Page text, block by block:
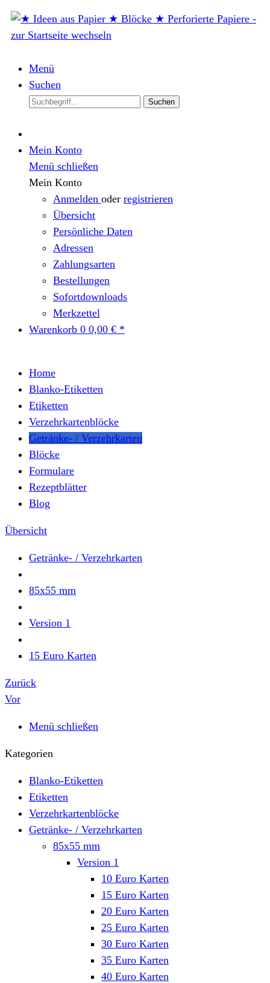
Menü
Suchen
Suchen
Mein Konto
Menü schließen
Mein Konto
Anmelden oder registrieren
Übersicht
Persönliche Daten
Adressen
Zahlungsarten
Bestellungen
Sofortdownloads
Merkzettel
Warenkorb 0 0,00 € *
Home
Blanko-Etiketten
Etiketten
Verzehrkartenblöcke
Getränke- / Verzehrkarten
Blöcke
Formulare
Rezeptblätter
Blog
Übersicht
Getränke- / Verzehrkarten
85x55 mm
Version 1
15 Euro Karten
Zurück
Vor
Menü schließen
Kategorien
Blanko-Etiketten
Etiketten
Verzehrkartenblöcke
Getränke- / Verzehrkarten
85x55 mm
Version 1
10 Euro Karten
15 Euro Karten
20 Euro Karten
25 Euro Karten
30 Euro Karten
35 Euro Karten
40 Euro Karten